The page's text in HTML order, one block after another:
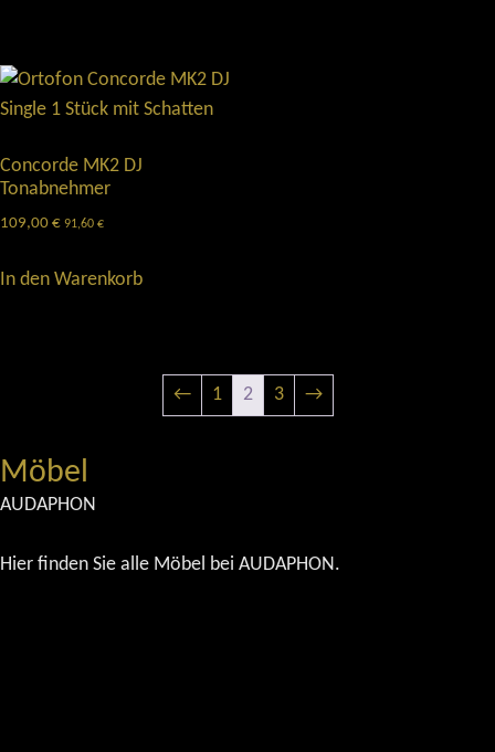
Concorde MK2 DJ
Tonabnehmer
109,00€ 91,60 €
In den Warenkorb
← 1 2 3 →
Möbel
AUDAPHON
Hier finden Sie alle Möbel bei AUDAPHON.